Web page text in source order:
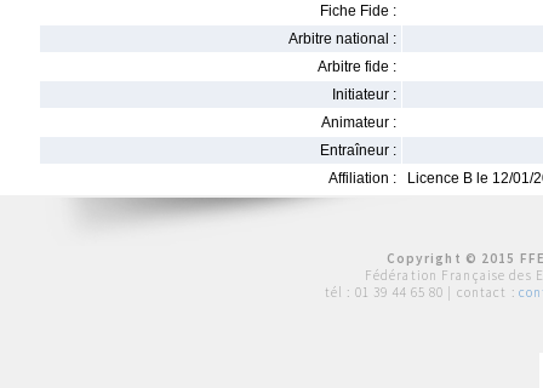
Fiche Fide :
Arbitre national :
Arbitre fide :
Initiateur :
Animateur :
Entraîneur :
Affiliation :
Licence B le 12/01/
Copyright © 2015
Fédération Française des
tél : 01 39 44 65 80 | contact :